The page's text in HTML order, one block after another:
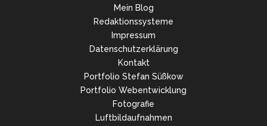
Mein Blog
Redaktionssysteme
Impressum
Datenschutzerklärung
Kontakt
Portfolio Stefan Süßkow
Portfolio Webentwicklung
Fotografie
Luftbildaufnahmen